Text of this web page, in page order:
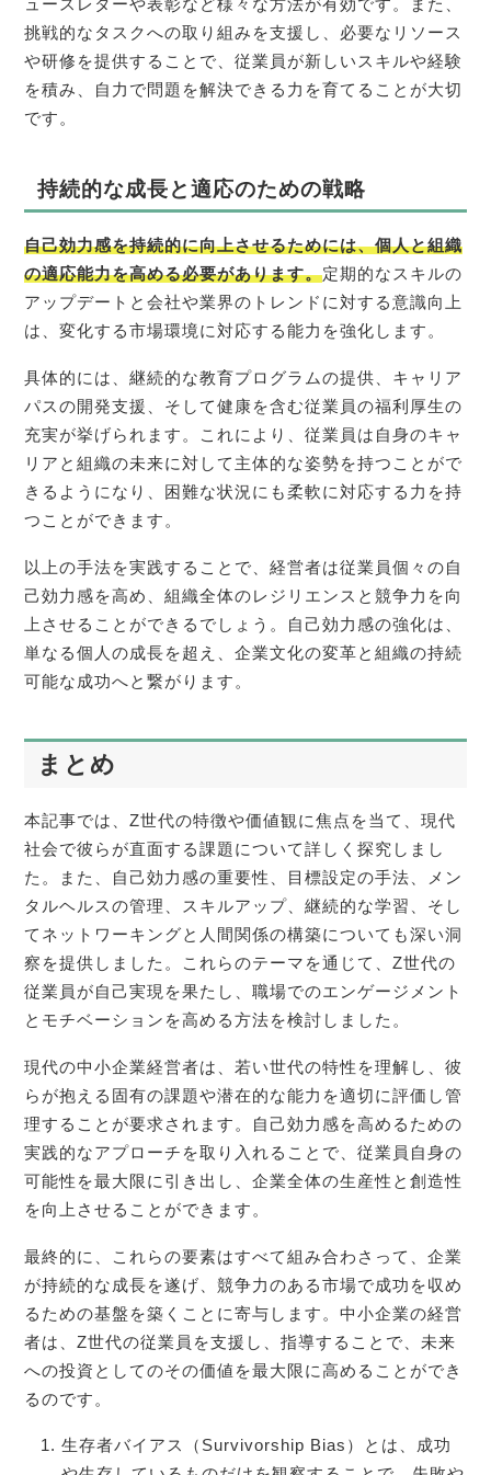
挑戦的なタスクへの取り組みを支援し、必要なリソース
や研修を提供することで、従業員が新しいスキルや経験
を積み、自力で問題を解決できる力を育てることが大切
です。
持続的な成長と適応のための戦略
自己効力感を持続的に向上させるためには、個人と組織
の適応能力を高める必要があります。定期的なスキルの
アップデートと会社や業界のトレンドに対する意識向上
は、変化する市場環境に対応する能力を強化します。
具体的には、継続的な教育プログラムの提供、キャリア
パスの開発支援、そして健康を含む従業員の福利厚生の
充実が挙げられます。これにより、従業員は自身のキャ
リアと組織の未来に対して主体的な姿勢を持つことがで
きるようになり、困難な状況にも柔軟に対応する力を持
つことができます。
以上の手法を実践することで、経営者は従業員個々の自
己効力感を高め、組織全体のレジリエンスと競争力を向
上させることができるでしょう。自己効力感の強化は、
単なる個人の成長を超え、企業文化の変革と組織の持続
可能な成功へと繋がります。
まとめ
本記事では、Z世代の特徴や価値観に焦点を当て、現代
社会で彼らが直面する課題について詳しく探究しまし
た。また、自己効力感の重要性、目標設定の手法、メン
タルヘルスの管理、スキルアップ、継続的な学習、そし
てネットワーキングと人間関係の構築についても深い洞
察を提供しました。これらのテーマを通じて、Z世代の
従業員が自己実現を果たし、職場でのエンゲージメント
とモチベーションを高める方法を検討しました。
現代の中小企業経営者は、若い世代の特性を理解し、彼
らが抱える固有の課題や潜在的な能力を適切に評価し管
理することが要求されます。自己効力感を高めるための
実践的なアプローチを取り入れることで、従業員自身の
可能性を最大限に引き出し、企業全体の生産性と創造性
を向上させることができます。
最終的に、これらの要素はすべて組み合わさって、企業
が持続的な成長を遂げ、競争力のある市場で成功を収め
るための基盤を築くことに寄与します。中小企業の経営
者は、Z世代の従業員を支援し、指導することで、未来
への投資としてのその価値を最大限に高めることができ
るのです。
生存者バイアス（Survivorship Bias）とは、成功